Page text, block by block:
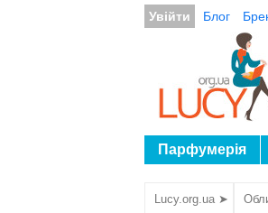
Увійти Блог
Парфумерія
Lucy.org.ua ➤